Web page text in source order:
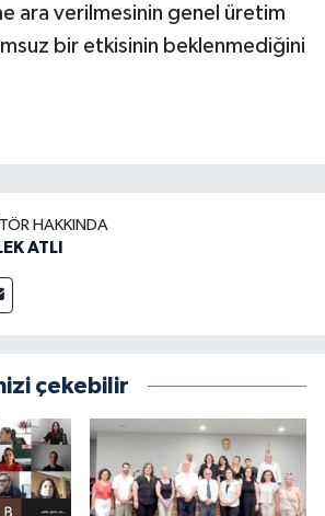
ara verilmesinin genel üretim
bir etkisinin beklenmediğini
HAKKINDA
ATLI
çekebilir